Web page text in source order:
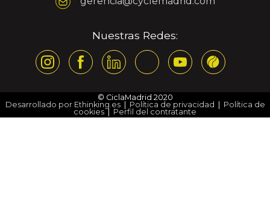
Nuestras Redes:
© CiclaMadrid 2020
Desarrollado por Ethinking.es| Política de privacidad | Política de
cookies| Perfil del contratante